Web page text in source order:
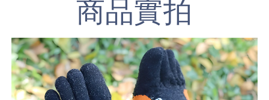
商品實拍